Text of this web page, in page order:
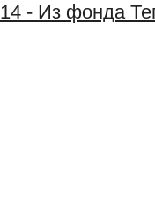
14 - Из фонда